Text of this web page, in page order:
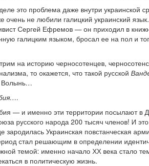
это проблема даже внутри украинской
очень не любили галицкий украинский
Сергей Ефремов — он приходил в
галицким языком, бросал ее на пол и
на историю черносотенцев,
то окажется, что такой русской
Волынь…
— и именно эти территории посылают в
русского народа 200 тысяч членов! И
зародилась Украинская повстанческая
стал решающим в определении
темой: именно начало ХХ века стало
в политическую жизнь.